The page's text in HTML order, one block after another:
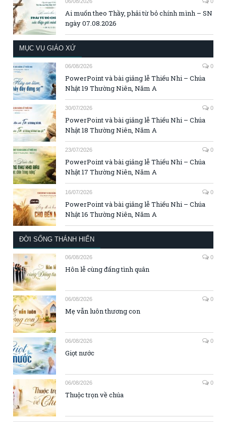
Ai muốn theo Thầy, phải từ bỏ chính mình – SN
ngày 07.08.2026
MỤC VỤ GIÁO XỨ
06/08/2026 0
PowerPoint và bài giảng lễ Thiếu Nhi – Chúa
Nhật 19 Thường Niên, Năm A
30/07/2026 0
PowerPoint và bài giảng lễ Thiếu Nhi – Chúa
Nhật 18 Thường Niên, Năm A
23/07/2026 0
PowerPoint và bài giảng lễ Thiếu Nhi – Chúa
Nhật 17 Thường Niên, Năm A
16/07/2026 0
PowerPoint và bài giảng lễ Thiếu Nhi – Chúa
Nhật 16 Thường Niên, Năm A
ĐỜI SỐNG THÁNH HIẾN
06/08/2026 0
Hôn lễ cùng đấng tình quân
06/08/2026 0
Mẹ vẫn luôn thương con
06/08/2026 0
Giọt nước
06/08/2026 0
Thuộc trọn về chúa